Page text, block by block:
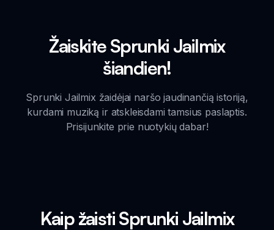
Žaiskite Sprunki Jailmix
šiandien!
Sprunki Jailmix žaidėjai naršo jaudinančią istoriją,
kurdami muziką ir atskleisdami tamsius paslaptis.
Prisijunkite prie nuotykių dabar!
Kaip žaisti Sprunki Jailmix